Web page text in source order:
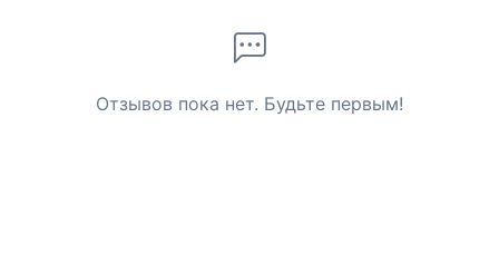
Отзывов пока нет. Будьте первым!